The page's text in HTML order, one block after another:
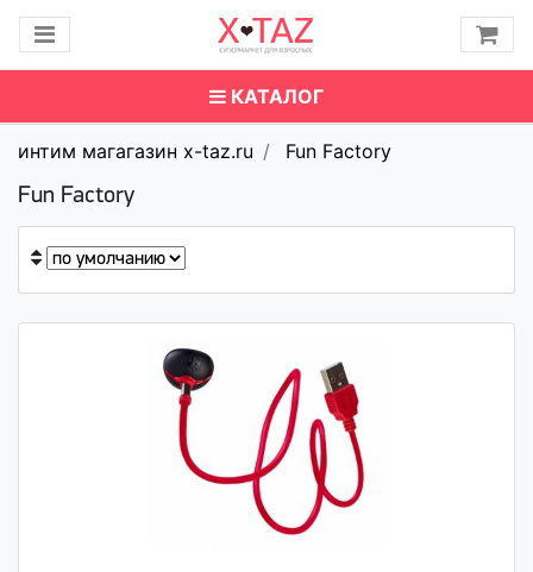
КАТАЛОГ
интим магагазин x-taz.ru
Fun Factory
Fun Factory